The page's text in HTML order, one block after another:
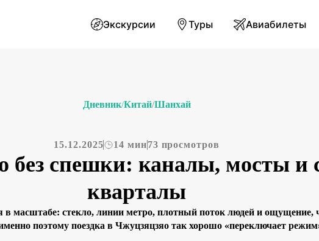
Экскурсии Туры Авиабилеты
Дневник/Китай/Шанхай
15.12.2025 14 мин73 просмотров
без спешки: каналы, мосты и
кварталы
в масштабе: стекло, линии метро, плотный поток людей и ощущение,
поэтому поездка в Чжуцзяцзяо так хорошо «переключает